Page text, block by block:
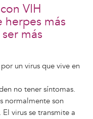
VIH
más
más
un virus que vive en
no tener síntomas.
normalmente son
virus se transmite a